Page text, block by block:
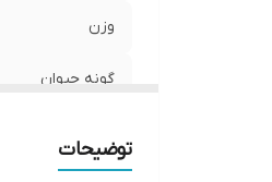
وزن
گونه حیوان
توضیحات